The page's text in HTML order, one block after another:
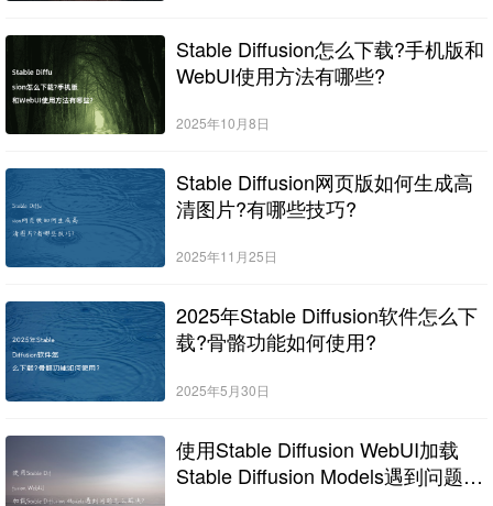
Stable Diffusion怎么下载?手机版和
WebUI使用方法有哪些?
2025年10月8日
Stable Diffusion网页版如何生成高
清图片?有哪些技巧?
2025年11月25日
2025年Stable Diffusion软件怎么下
载?骨骼功能如何使用?
2025年5月30日
使用Stable Diffusion WebUI加载
Stable Diffusion Models遇到问题怎